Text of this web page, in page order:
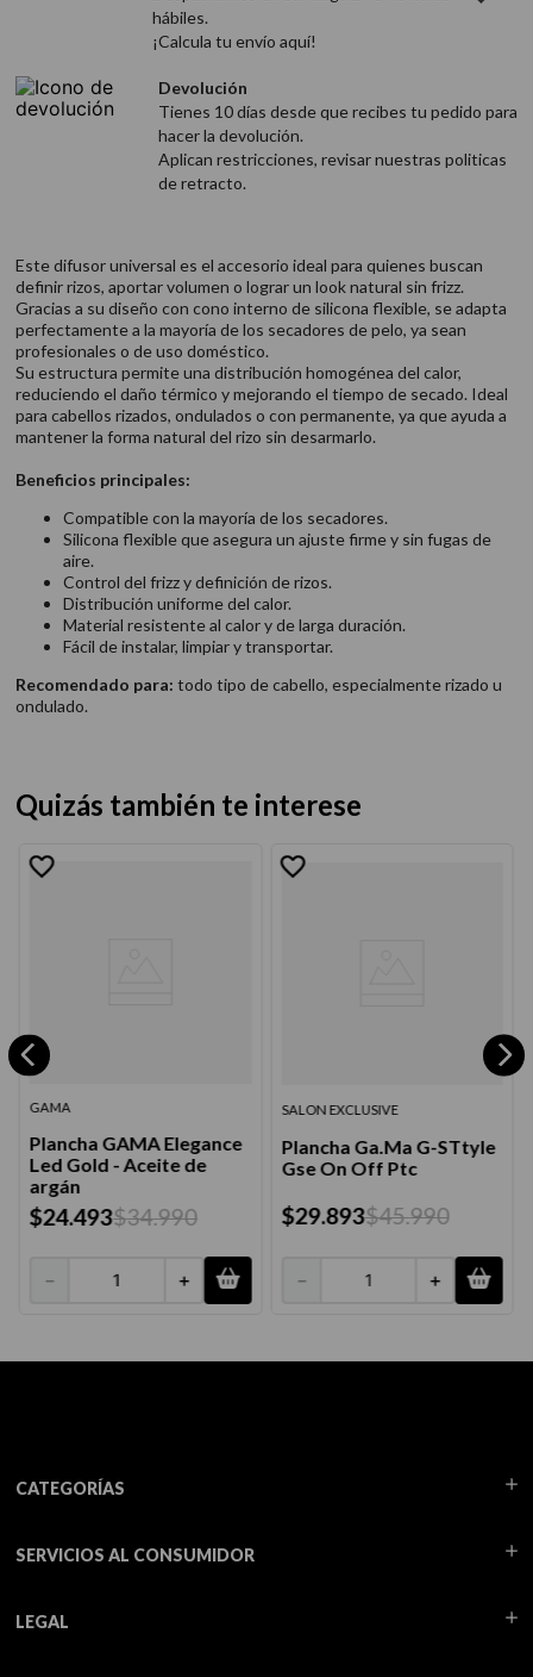
hábiles.
¡Calcula tu envío aquí!
Devolución
Tienes 10 días desde que recibes tu pedido para
hacer la devolución.
Aplican restricciones, revisar nuestras politicas
de retracto.
Este difusor universal es el accesorio ideal para quienes buscan
definir rizos, aportar volumen o lograr un look natural sin frizz.
Gracias a su diseño con cono interno de silicona flexible, se adapta
perfectamente a la mayoría de los secadores de pelo, ya sean
profesionales o de uso doméstico.
Su estructura permite una distribución homogénea del calor,
reduciendo el daño térmico y mejorando el tiempo de secado. Ideal
para cabellos rizados, ondulados o con permanente, ya que ayuda a
mantener la forma natural del rizo sin desarmarlo.
Beneficios principales:
Compatible con la mayoría de los secadores.
Silicona flexible que asegura un ajuste firme y sin fugas de
aire.
Control del frizz y definición de rizos.
Distribución uniforme del calor.
Material resistente al calor y de larga duración.
Fácil de instalar, limpiar y transportar.
Recomendado para: todo tipo de cabello, especialmente rizado u
ondulado.
Quizás también te interese
GAMA
Plancha GAMA Elegance
Led Gold - Aceite de
argán
$24.493$34.990
＋
－
SALON EXCLUSIVE
Plancha Ga.Ma G-STtyle
Gse On Off Ptc
$29.893$45.990
＋
－
CATEGORÍAS
SERVICIOS AL CONSUMIDOR
LEGAL